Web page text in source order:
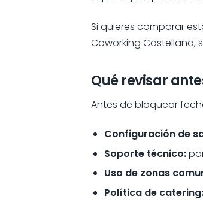
Si quieres comparar
Coworking Castellana,
Qué revisar
Antes de bloquear
Configuración de
Soporte técnico:
Uso de zonas
Política de catering: